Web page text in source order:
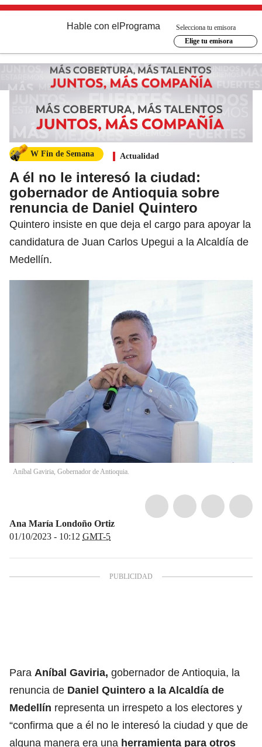
Hable con el Programa
Selecciona tu emisora
Elige tu emisora
W Fin de Semana Actualidad
A él no le interesó la ciudad:
gobernador de Antioquia sobre
renuncia de Daniel Quintero
Quintero insiste en que deja el cargo para apoyar la
candidatura de Juan Carlos Upegui a la Alcaldía de
Medellín.
Aníbal Gaviria, Gobernador de Antioquia.
Ana María Londoño Ortiz
01/10/2023 - 10:12 GMT-5
Para Aníbal Gaviria, gobernador de Antioquia, la
renuncia de Daniel Quintero a la Alcaldía de
Medellín representa un irrespeto a los electores y
“confirma que a él no le interesó la ciudad y que de
alguna manera era una herramienta para otros